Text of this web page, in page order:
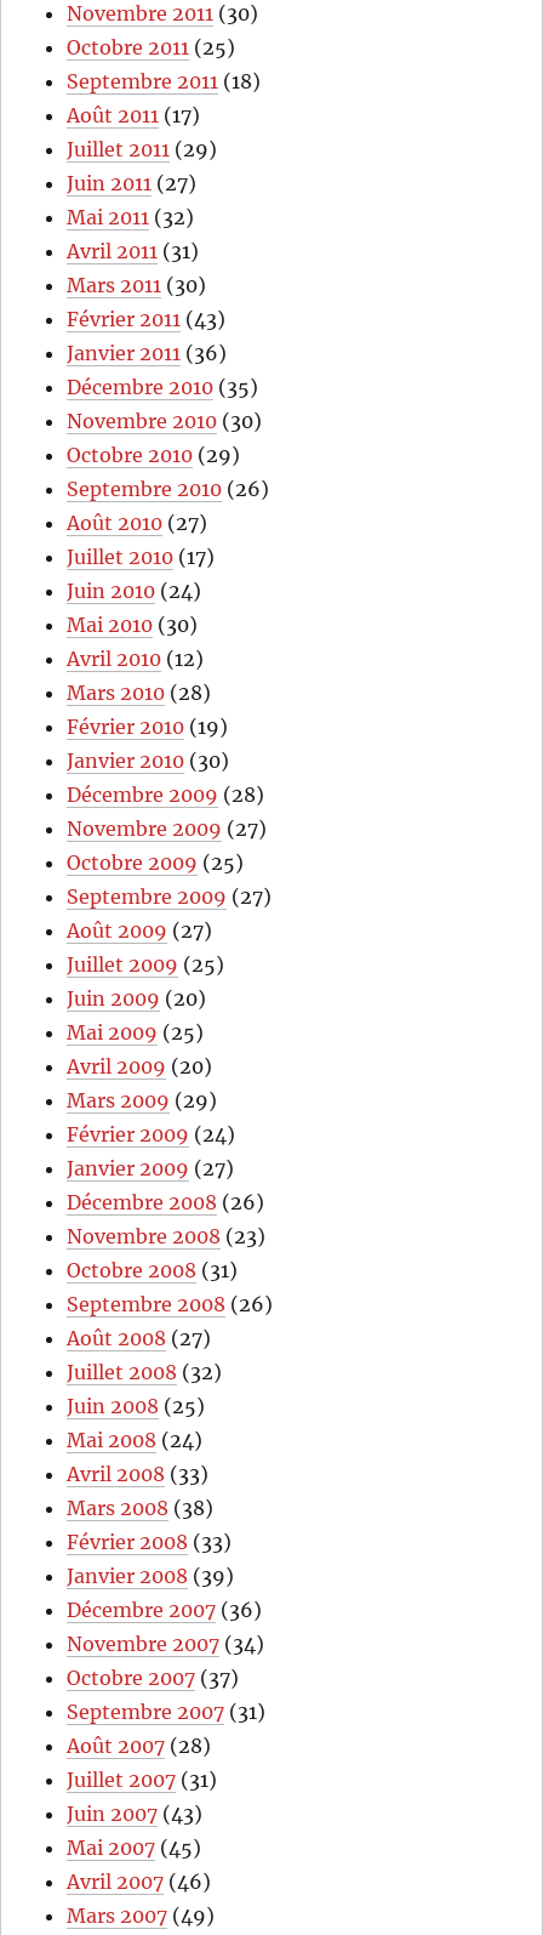
Novembre 2011 (30)
Octobre 2011 (25)
Septembre 2011 (18)
Août 2011 (17)
Juillet 2011 (29)
Juin 2011 (27)
Mai 2011 (32)
Avril 2011 (31)
Mars 2011 (30)
Février 2011 (43)
Janvier 2011 (36)
Décembre 2010 (35)
Novembre 2010 (30)
Octobre 2010 (29)
Septembre 2010 (26)
Août 2010 (27)
Juillet 2010 (17)
Juin 2010 (24)
Mai 2010 (30)
Avril 2010 (12)
Mars 2010 (28)
Février 2010 (19)
Janvier 2010 (30)
Décembre 2009 (28)
Novembre 2009 (27)
Octobre 2009 (25)
Septembre 2009 (27)
Août 2009 (27)
Juillet 2009 (25)
Juin 2009 (20)
Mai 2009 (25)
Avril 2009 (20)
Mars 2009 (29)
Février 2009 (24)
Janvier 2009 (27)
Décembre 2008 (26)
Novembre 2008 (23)
Octobre 2008 (31)
Septembre 2008 (26)
Août 2008 (27)
Juillet 2008 (32)
Juin 2008 (25)
Mai 2008 (24)
Avril 2008 (33)
Mars 2008 (38)
Février 2008 (33)
Janvier 2008 (39)
Décembre 2007 (36)
Novembre 2007 (34)
Octobre 2007 (37)
Septembre 2007 (31)
Août 2007 (28)
Juillet 2007 (31)
Juin 2007 (43)
Mai 2007 (45)
Avril 2007 (46)
Mars 2007 (49)